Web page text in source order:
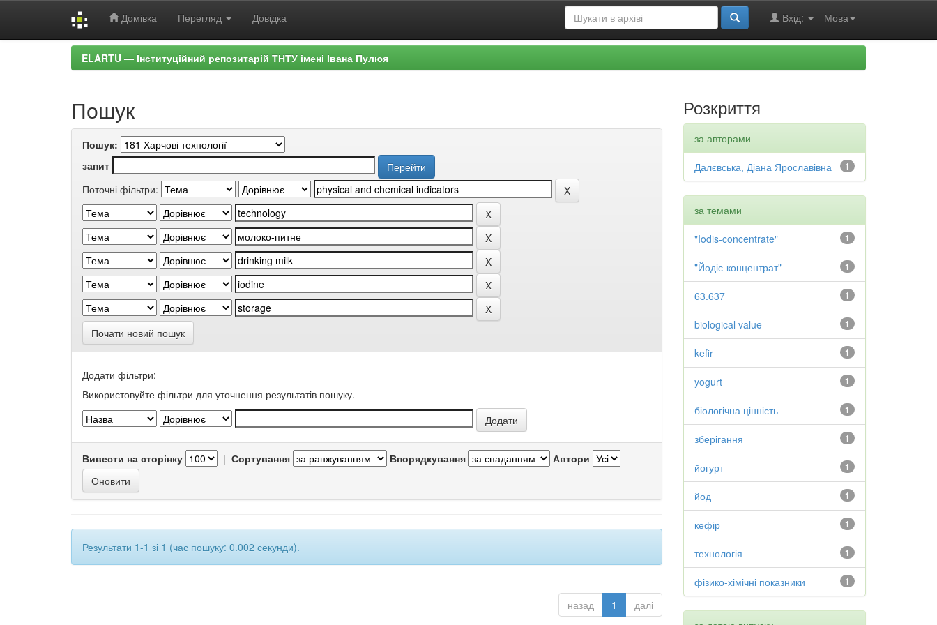
Домівка Перегляд Довідка Мова
Вхід:
ELARTU — Інституційний репозитарій ТНТУ імені Івана Пулюя
Пошук
Пошук:
запит
Поточні фільтри:
Почати новий пошук
Додати фільтри:
Використовуйте фільтри для уточнення результатів пошуку.
Вивести на сторінку | Сортування Впорядкування Автори
Результати 1-1 зі 1 (час пошуку: 0.002 секунди).
назад 1 далі
Розкриття
за авторами
1
Далєвська, Діана Ярославівна
за темами
1
"Iodis-concentrate"
1
"Йодіс-концентрат"
1
63.637
1
biological value
1
kefir
1
yogurt
1
біологічна цінність
1
зберігання
1
йогурт
1
йод
1
кефір
1
технологія
1
фізико-хімічні показники